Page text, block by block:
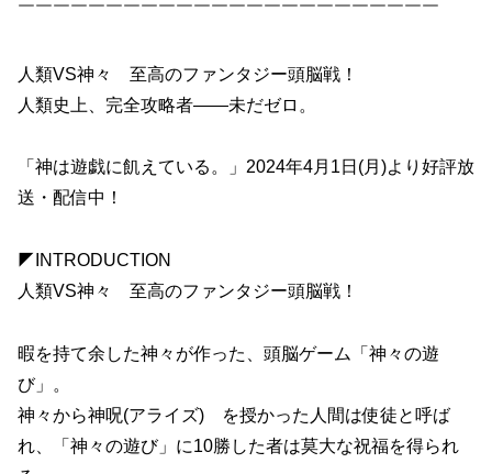
￣￣￣￣￣￣￣￣￣￣￣￣￣￣￣￣￣￣￣￣￣￣￣￣
人類VS神々 至高のファンタジー頭脳戦！
人類史上、完全攻略者—―未だゼロ。
「神は遊戯に飢えている。」2024年4月1日(月)より好評放
送・配信中！
◤INTRODUCTION
人類VS神々 至高のファンタジー頭脳戦！
暇を持て余した神々が作った、頭脳ゲーム「神々の遊
び」。
神々から神呪(アライズ) を授かった人間は使徒と呼ば
れ、「神々の遊び」に10勝した者は莫大な祝福を得られ